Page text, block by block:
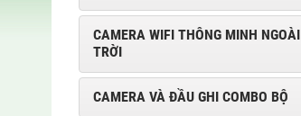
CAMERA WIFI THÔNG MINH NGOÀI
TRỜI
CAMERA VÀ ĐẦU GHI COMBO BỘ